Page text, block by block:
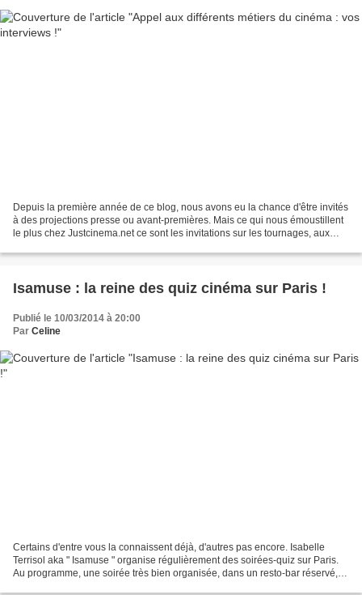
Depuis la première année de ce blog, nous avons eu la chance d'être invités
à des projections presse ou avant-premières. Mais ce qui nous émoustillent
le plus chez Justcinema.net ce sont les invitations sur les tournages, aux
Isamuse : la reine des quiz cinéma sur Paris !
Publié le 10/03/2014 à 20:00
Par Celine
Certains d'entre vous la connaissent déjà, d'autres pas encore. Isabelle
Terrisol aka " Isamuse " organise régulièrement des soirées-quiz sur Paris.
Au programme, une soirée très bien organisée, dans un resto-bar réservé,